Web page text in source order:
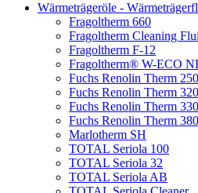
Wärmeträgeröle -
Fragoltherm 660
Fragoltherm Cleaning
Fragoltherm F-12
Fragoltherm® W-ECO
Fuchs Renolin Therm 250
Fuchs Renolin Therm 320
Fuchs Renolin Therm
Fuchs Renolin Therm
Marlotherm SH
TOTAL Seriola 100
TOTAL Seriola 32
TOTAL Seriola AB